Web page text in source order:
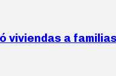
viviendas a